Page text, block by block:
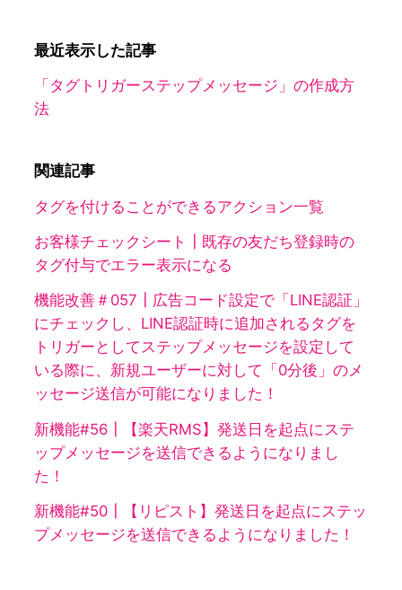
最近表示した記事
「タグトリガーステップメッセージ」の作成方
法
関連記事
タグを付けることができるアクション一覧
お客様チェックシート┃既存の友だち登録時の
タグ付与でエラー表示になる
機能改善＃057┃広告コード設定で「LINE認証」
にチェックし、LINE認証時に追加されるタグを
トリガーとしてステップメッセージを設定して
いる際に、新規ユーザーに対して「0分後」のメ
ッセージ送信が可能になりました！
新機能#56┃【楽天RMS】発送日を起点にステ
ップメッセージを送信できるようになりまし
た！
新機能#50┃【リピスト】発送日を起点にステッ
プメッセージを送信できるようになりました！